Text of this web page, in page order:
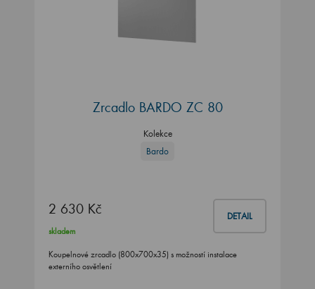
Zrcadlo BARDO ZC 80
Kolekce
Bardo
2 630 Kč DETAIL
skladem
Koupelnové zrcadlo (800x700x35) s možností instalace
externího osvětlení